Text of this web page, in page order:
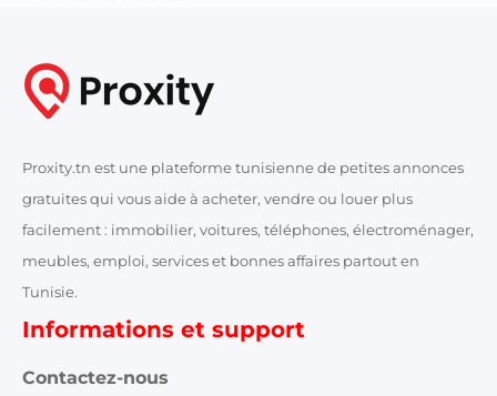
Proxity.tn est une plateforme tunisienne de petites annonces
gratuites qui vous aide à acheter, vendre ou louer plus
facilement : immobilier, voitures, téléphones, électroménager,
meubles, emploi, services et bonnes affaires partout en
Tunisie.
Informations et support
Contactez-nous